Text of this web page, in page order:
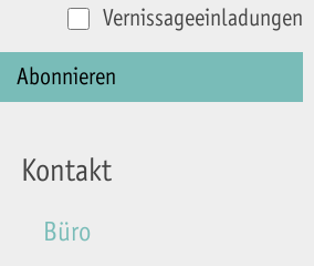
Vernissageeinladungen
Kontakt
Büro